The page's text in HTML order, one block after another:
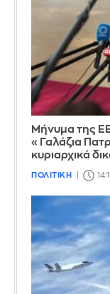
Μήνυμα της
«Γαλάζια
κυριαρχικά
ΠΟΛΙΤΙΚΗ